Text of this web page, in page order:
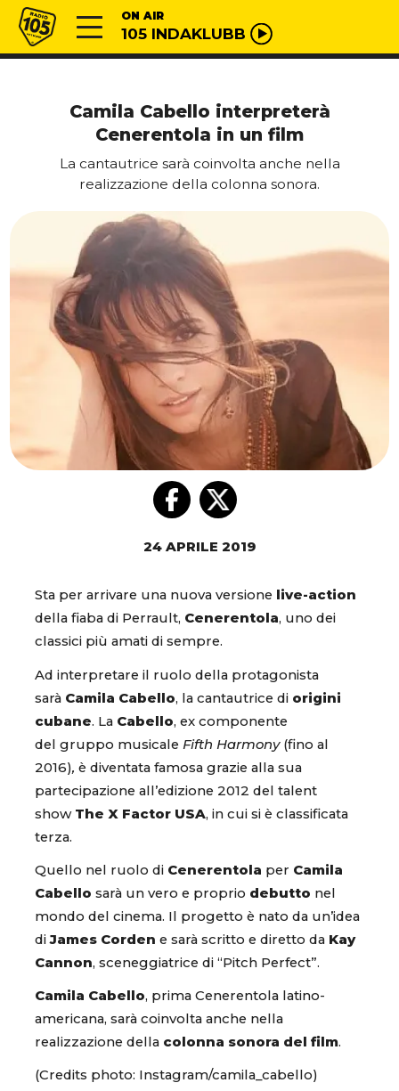
Vai al contenuto
Radio 105 ON AIR
105 INDAKLUBB
Camila Cabello interpreterà
Cenerentola in un film
La cantautrice sarà coinvolta anche nella
realizzazione della colonna sonora.
24 APRILE 2019
Sta per arrivare una nuova versione
live-action
della fiaba di Perrault, Cenerentola, uno dei
classici più amati di sempre.
Ad interpretare il ruolo della protagonista
sarà Camila Cabello, la cantautrice di origini
cubane. La Cabello, ex componente
del gruppo musicale Fifth Harmony (fino al
2016), è diventata famosa grazie alla sua
partecipazione all’edizione 2012 del talent
show The X Factor USA, in cui si è classificata
terza.
Quello nel ruolo di Cenerentola per Camila
Cabello sarà un vero e proprio debutto nel
mondo del cinema. Il progetto è nato da un’idea
diJames Corden e sarà scritto e diretto da Kay
Cannon, sceneggiatrice di “Pitch Perfect”.
Camila Cabello, prima Cenerentola latino-
americana, sarà coinvolta anche nella
realizzazione della colonna sonora del film.
(Credits photo: Instagram/camila_cabello)